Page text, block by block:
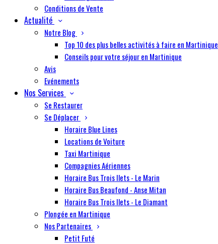
Conditions de Vente
Actualité
Notre Blog
Top 10 des plus belles activités à faire en Martinique
Conseils pour votre séjour en Martinique
Avis
Evénements
Nos Services
Se Restaurer
Se Déplacer
Horaire Blue Lines
Locations de Voiture
Taxi Martinique
Compagnies Aériennes
Horaire Bus Trois Ilets - Le Marin
Horaire Bus Beaufond - Anse Mitan
Horaire Bus Trois Ilets - Le Diamant
Plongée en Martinique
Nos Partenaires
Petit Futé